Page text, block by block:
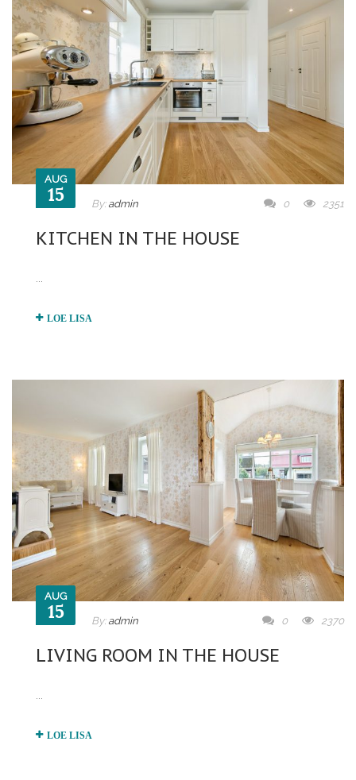
AUG
15 By: admin 0 2351
KITCHEN IN THE HOUSE
...
LOE LISA
AUG
15 By: admin 0 2370
LIVING ROOM IN THE HOUSE
...
LOE LISA